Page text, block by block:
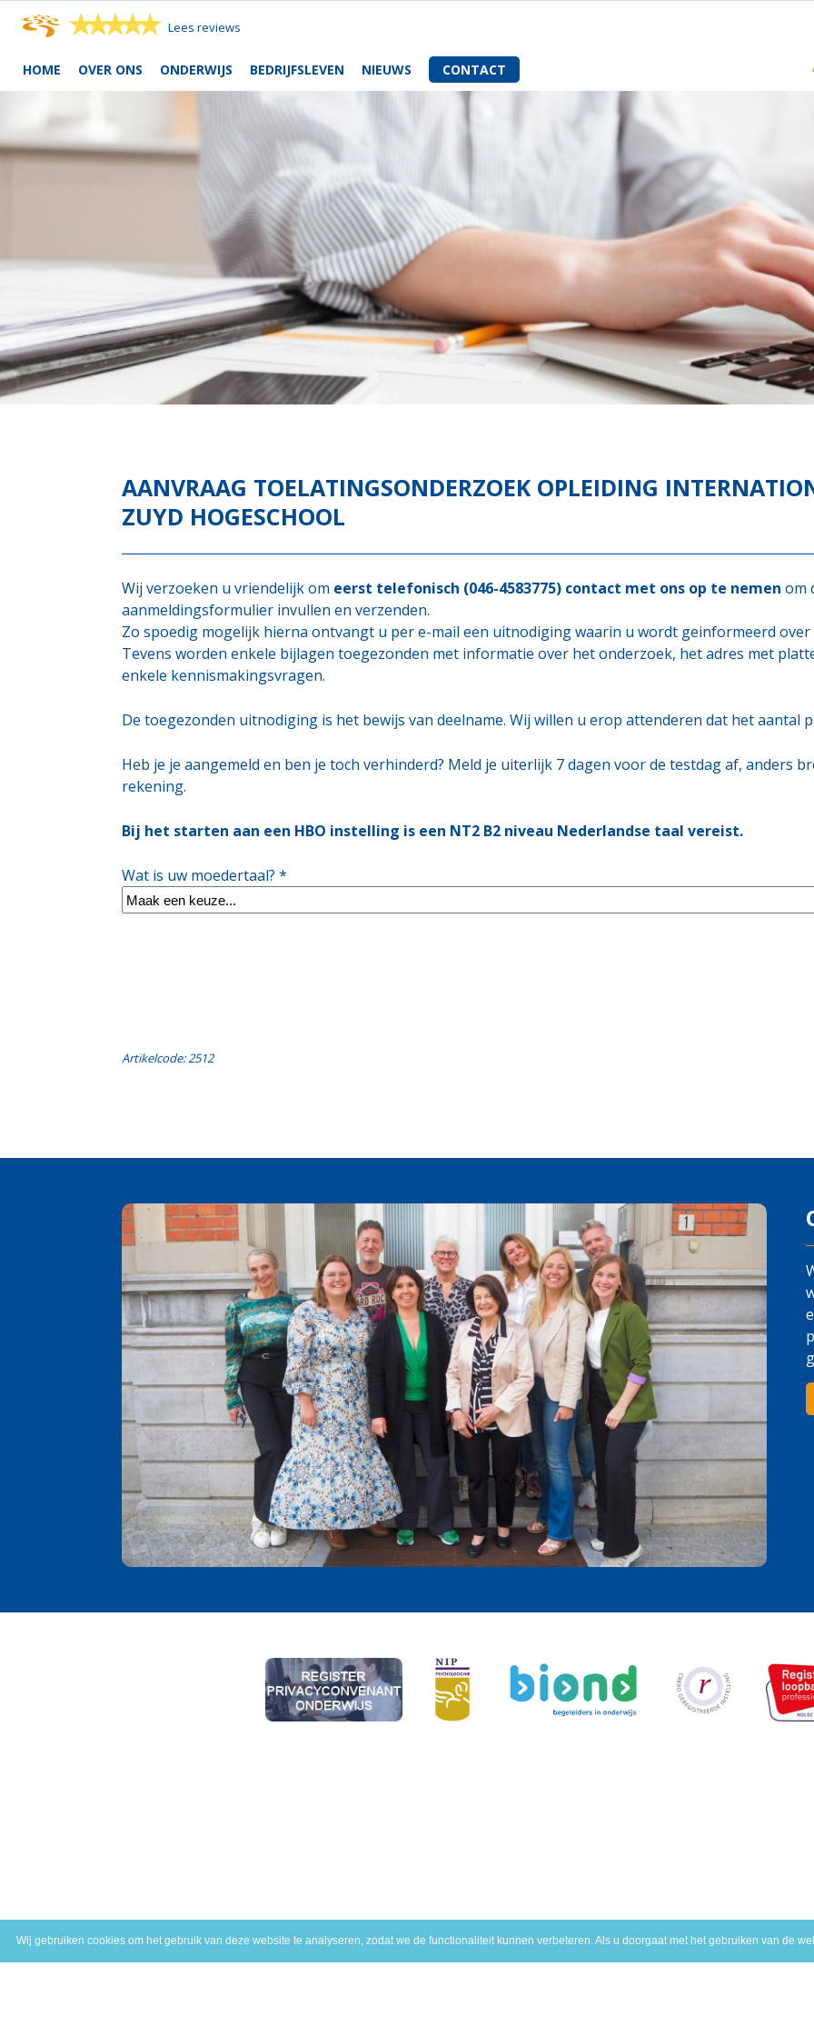
★★★★★ Lees reviews
HOME OVER ONS ONDERWIJS BEDRIJFSLEVEN NIEUWS CONTACT
AANVRAAG TOELATINGSONDERZOEK OPLEIDING
ZUYD HOGESCHOOL
Wij verzoeken u vriendelijk om eerst telefonisch (046-4583775) contact met ons op te nemen om
aanmeldingsformulier invullen en verzenden.
Zo spoedig mogelijk hierna ontvangt u per e-mail een uitnodiging waarin u wordt geinformeerd
Tevens worden enkele bijlagen toegezonden met informatie over het onderzoek, het adres met
enkele kennismakingsvragen.
De toegezonden uitnodiging is het bewijs van deelname. Wij willen u erop attenderen dat het aantal
Heb je je aangemeld en ben je toch verhinderd? Meld je uiterlijk 7 dagen voor de testdag af, anders
rekening.
Bij het starten aan een HBO instelling is een NT2 B2 niveau Nederlandse taal vereist.
Wat is uw moedertaal? *
Artikelcode: 2512
Wij gebruiken cookies om het gebruik van deze website te analyseren, zodat we de functionaliteit kunnen verbeteren. Als u doorgaat met het gebruiken van de